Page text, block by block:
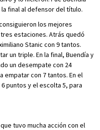
final al defensor del título.
los mejores
estaciones. Atrás quedó
Stanic con 9 tantos.
un triple. En la final, Buendía y
un desempate con 24
empatar con 7 tantos. En el
puntos y el escolta 5, para
tuvo mucha acción con el